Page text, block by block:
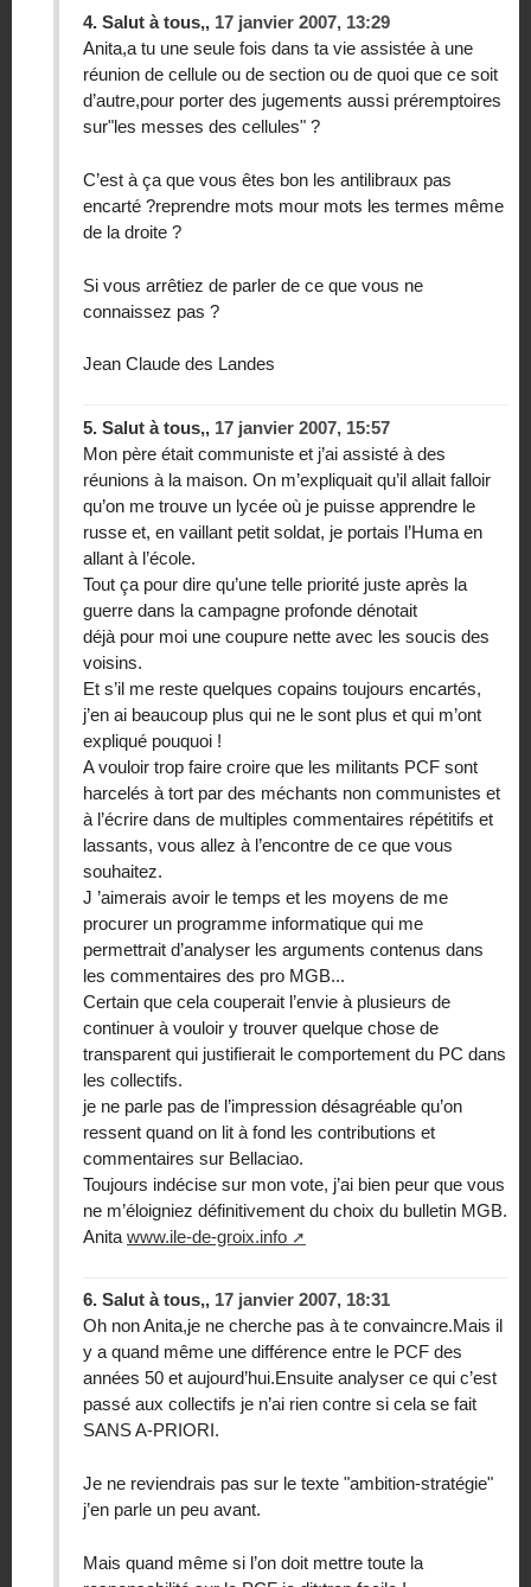
4. Salut à tous,, 17 janvier 2007, 13:29
Anita,a tu une seule fois dans ta vie assistée à une
réunion de cellule ou de section ou de quoi que ce soit
d’autre,pour porter des jugements aussi préremptoires
sur"les messes des cellules" ?
C’est à ça que vous êtes bon les antilibraux pas
encarté ?reprendre mots mour mots les termes même
de la droite ?
Si vous arrêtiez de parler de ce que vous ne
connaissez pas ?
Jean Claude des Landes
5. Salut à tous,, 17 janvier 2007, 15:57
Mon père était communiste et j’ai assisté à des
réunions à la maison. On m’expliquait qu’il allait falloir
qu’on me trouve un lycée où je puisse apprendre le
russe et, en vaillant petit soldat, je portais l’Huma en
allant à l’école.
Tout ça pour dire qu’une telle priorité juste après la
guerre dans la campagne profonde dénotait
déjà pour moi une coupure nette avec les soucis des
voisins.
Et s’il me reste quelques copains toujours encartés,
j’en ai beaucoup plus qui ne le sont plus et qui m’ont
expliqué pouquoi !
A vouloir trop faire croire que les militants PCF sont
harcelés à tort par des méchants non communistes et
à l’écrire dans de multiples commentaires répétitifs et
lassants, vous allez à l’encontre de ce que vous
souhaitez.
J ’aimerais avoir le temps et les moyens de me
procurer un programme informatique qui me
permettrait d’analyser les arguments contenus dans
les commentaires des pro MGB...
Certain que cela couperait l’envie à plusieurs de
continuer à vouloir y trouver quelque chose de
transparent qui justifierait le comportement du PC dans
les collectifs.
je ne parle pas de l’impression désagréable qu’on
ressent quand on lit à fond les contributions et
commentaires sur Bellaciao.
Toujours indécise sur mon vote, j’ai bien peur que vous
ne m’éloigniez définitivement du choix du bulletin MGB.
Anita www.ile-de-groix.info
6. Salut à tous,, 17 janvier 2007, 18:31
Oh non Anita,je ne cherche pas à te convaincre.Mais il
y a quand même une différence entre le PCF des
années 50 et aujourd’hui.Ensuite analyser ce qui c’est
passé aux collectifs je n’ai rien contre si cela se fait
SANS A-PRIORI.
Je ne reviendrais pas sur le texte "ambition-stratégie"
j’en parle un peu avant.
Mais quand même si l’on doit mettre toute la